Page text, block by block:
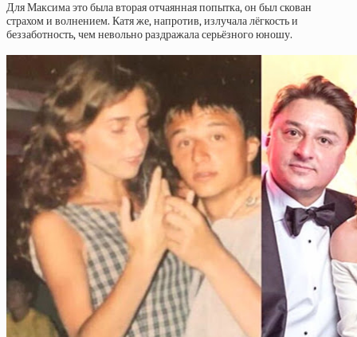
Для Максима это была вторая отчаянная попытка, он был скован
страхом и волнением. Катя же, напротив, излучала лёгкость и
беззаботность, чем невольно раздражала серьёзного юношу.